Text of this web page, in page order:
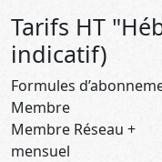
Tarifs HT
indicatif)
Formules
Membre
Membre Réseau +
mensuel